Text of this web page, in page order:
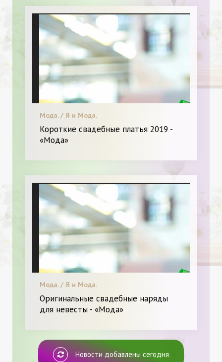
Мода. / Я и Мода.
Короткие свадебные платья 2019 -
«Мода»
Мода. / Я и Мода.
Оригинальные свадебные наряды
для невесты - «Мода»
Новости добавлены сегодня